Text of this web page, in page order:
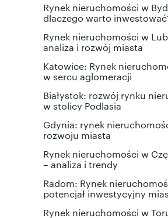
Rynek nieruchomości w
dlaczego warto
Rynek nieruchomości w
analiza i rozwój miasta
Katowice: Rynek
w sercu aglomeracji
Białystok: rozwój rynku
w stolicy Podlasia
Gdynia: rynek
rozwoju miasta
Rynek nieruchomości w
– analiza i trendy
Radom: Rynek
potencjał inwestycyjny
Rynek nieruchomości w